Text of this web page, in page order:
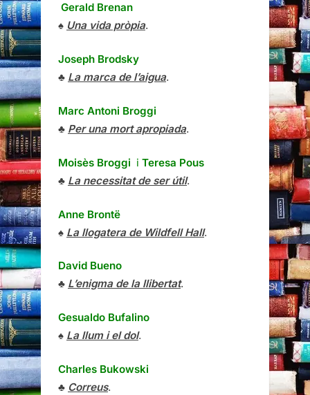
Gerald Brenan
♠ Una vida pròpia.
Joseph Brodsky
♣ La marca de l’aigua.
Marc Antoni Broggi
♣ Per una mort apropiada.
Moisès Broggi i Teresa Pous
♣ La necessitat de ser útil.
Anne Brontë
♠ La llogatera de Wildfell Hall.
David Bueno
♣ L’enigma de la llibertat.
Gesualdo Bufalino
♠ La llum i el dol.
Charles Bukowski
♣ Correus.